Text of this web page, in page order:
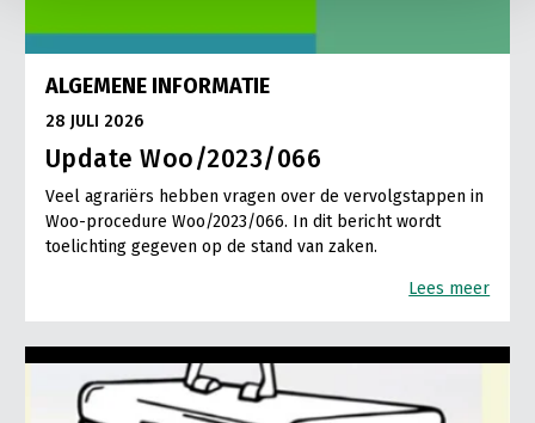
ALGEMENE INFORMATIE
28 JULI 2026
Update Woo/2023/066
Veel agrariërs hebben vragen over de vervolgstappen in
Woo-procedure Woo/2023/066. In dit bericht wordt
toelichting gegeven op de stand van zaken.
Lees meer